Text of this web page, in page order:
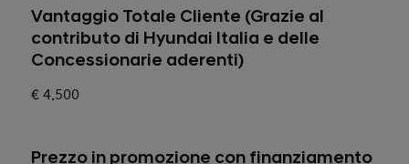
Vantaggio Totale Cliente (Grazie al
contributo di Hyundai Italia e delle
Concessionarie aderenti)
€ 4.500
Prezzo in promozione con finanziamento